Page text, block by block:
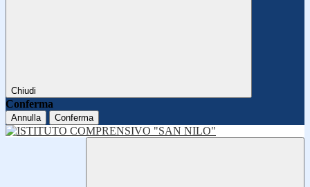
Chiudi
Conferma
Annulla Conferma